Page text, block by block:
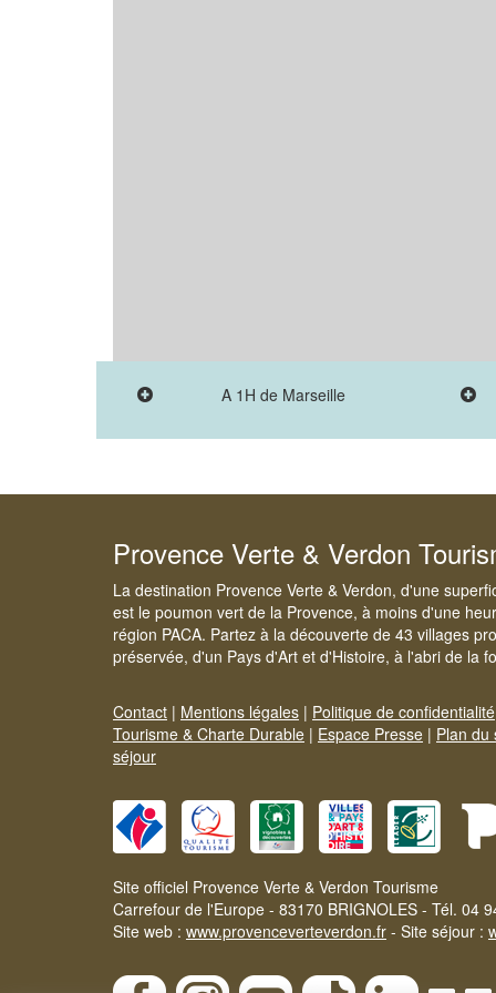
A 1H de Marseille
Provence Verte & Verdon
La destination Provence Verte & Verdon, d'une
est le poumon vert de la Provence, à moins d'une
région PACA. Partez à la découverte de 43 villages
préservée, d'un Pays d'Art et d'Histoire, à l'abri de la
Contact | Mentions légales | Politique de confidentialité
Tourisme & Charte Durable | Espace Presse | Plan du
séjour
Site officiel Provence Verte & Verdon Tourisme
Carrefour de l'Europe - 83170 BRIGNOLES - Tél. 04
Site web : www.provenceverteverdon.fr - Site séjour :